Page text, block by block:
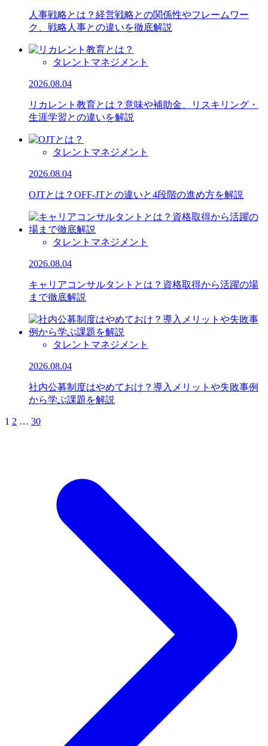
人事戦略とは？経営戦略との関係性やフレームワー
ク、戦略人事との違いを徹底解説
タレントマネジメント
2026.08.04
リカレント教育とは？意味や補助金、リスキリング・
生涯学習との違いを解説
タレントマネジメント
2026.08.04
OJTとは？OFF-JTとの違いと4段階の進め方を解説
タレントマネジメント
2026.08.04
キャリアコンサルタントとは？資格取得から活躍の場
まで徹底解説
タレントマネジメント
2026.08.04
社内公募制度はやめておけ？導入メリットや失敗事例
から学ぶ課題を解説
1 2 … 30